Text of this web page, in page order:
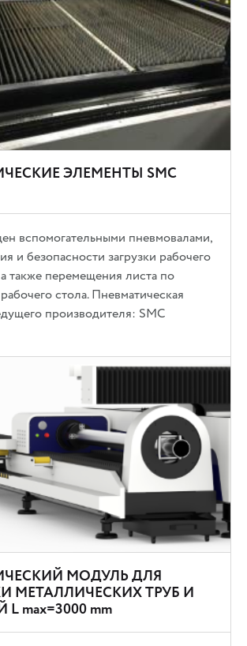
ЭЛЕМЕНТЫ SMC
вспомогательными пневмовалами,
и безопасности загрузки рабочего
а также перемещения листа по
стола. Пневматическая
производителя: SMC
МОДУЛЬ ДЛЯ
МЕТАЛЛИЧЕСКИХ ТРУБ И
max=3000 mm